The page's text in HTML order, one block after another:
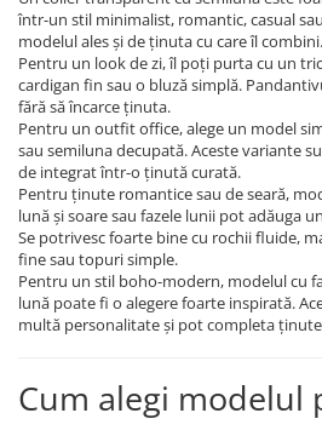
într-un stil minimalist, romantic, casual
modelul ales și de ținuta cu care îl combini.
Pentru un look de zi, îl poți purta cu un
cardigan fin sau o bluză simplă.
fără să încarce ținuta.
Pentru un outfit office, alege un model
sau semiluna decupată. Aceste variante
de integrat într-o ținută curată.
Pentru ținute romantice sau de seară,
lună și soare sau fazele lunii pot adăuga
Se potrivesc foarte bine cu rochii fluide,
fine sau topuri simple.
Pentru un stil boho-modern, modelul cu
lună poate fi o alegere foarte inspirată.
multă personalitate și pot completa
Cum alegi modelul